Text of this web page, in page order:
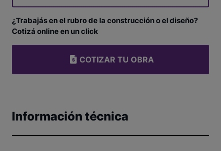
¿Trabajás en el rubro de la construcción o el diseño?
Cotizá online en un click
COTIZAR TU OBRA
Información técnica